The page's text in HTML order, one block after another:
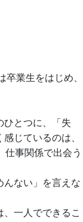
業生をはじめ、
ひとつに、「失
じているのは、
事関係で出会う
ない」を言えな
一人でできるこ